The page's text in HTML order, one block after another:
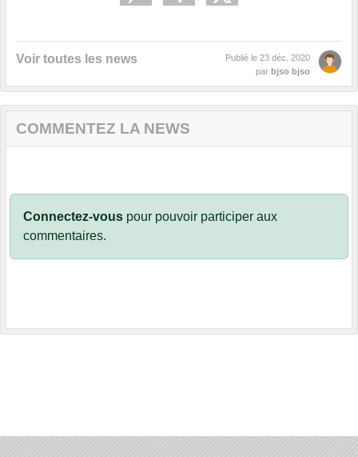
Voir toutes les news Publié le 23 déc. 2020
par bjso bjso
COMMENTEZ LA NEWS
Connectez-vous pour pouvoir participer aux
commentaires.